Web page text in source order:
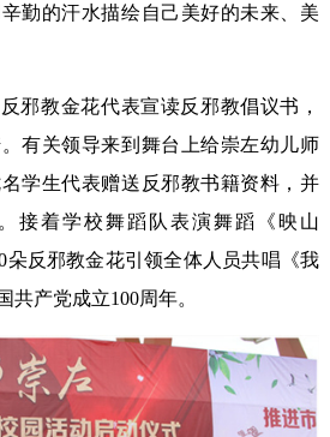
勤的汗水描绘自己美好的未来、美
邪教金花代表宣读反邪教倡议书，
有关领导来到舞台上给崇左幼儿师
学生代表赠送反邪教书籍资料，并
接着学校舞蹈队表演舞蹈《映山
朵反邪教金花引领全体人员共唱《我
产党成立100周年。